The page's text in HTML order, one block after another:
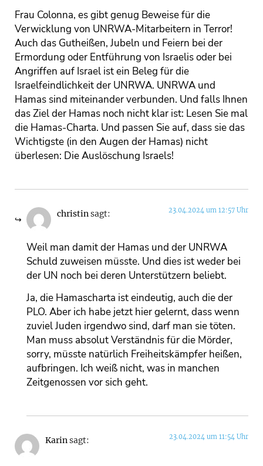
Frau Colonna, es gibt genug Beweise für die
Verwicklung von UNRWA-Mitarbeitern in Terror!
Auch das Gutheißen, Jubeln und Feiern bei der
Ermordung oder Entführung von Israelis oder bei
Angriffen auf Israel ist ein Beleg für die
Israelfeindlichkeit der UNRWA. UNRWA und
Hamas sind miteinander verbunden. Und falls Ihnen
das Ziel der Hamas noch nicht klar ist: Lesen Sie mal
die Hamas-Charta. Und passen Sie auf, dass sie das
Wichtigste (in den Augen der Hamas) nicht
überlesen: Die Auslöschung Israels!
christinsagt: 23.04.2024 um 12:57 Uhr
Weil man damit der Hamas und der UNRWA
Schuld zuweisen müsste. Und dies ist weder bei
der UN noch bei deren Unterstützern beliebt.
Ja, die Hamascharta ist eindeutig, auch die der
PLO. Aber ich habe jetzt hier gelernt, dass wenn
zuviel Juden irgendwo sind, darf man sie töten.
Man muss absolut Verständnis für die Mörder,
sorry, müsste natürlich Freiheitskämpfer heißen,
aufbringen. Ich weiß nicht, was in manchen
Zeitgenossen vor sich geht.
Karinsagt: 23.04.2024 um 11:54 Uhr